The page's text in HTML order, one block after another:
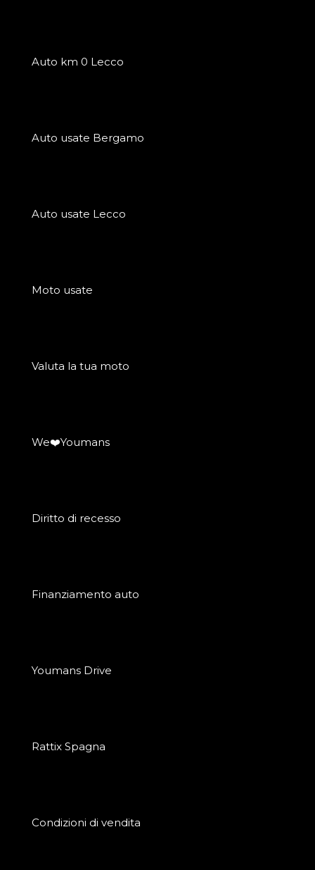
Auto km 0 Lecco
Auto usate Bergamo
Auto usate Lecco
Moto usate
Valuta la tua moto
We❤️Youmans
Diritto di recesso
Finanziamento auto
Youmans Drive
Rattix Spagna
Condizioni di vendita